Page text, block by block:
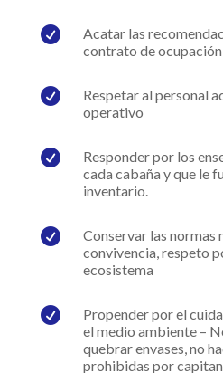

Acatar las
contrato de ocupación

Respetar al personal
operativo

Responder por los
cada cabaña y que le
inventario.

Conservar las normas
convivencia, respeto
ecosistema

Propender por el
el medio ambiente –
quebrar envases, no
prohibidas por